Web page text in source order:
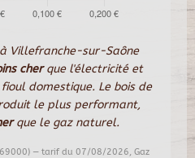
Villefranche-sur-Saône
cherque l'électricité et
domestique. Le bois de
le plus performant,
que le gaz naturel.
— tarif du 07/08/2026, Gaz